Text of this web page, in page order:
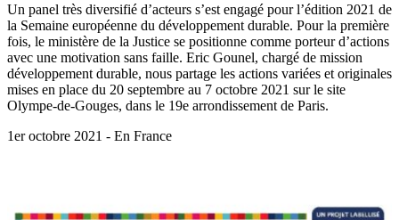
Un panel très diversifié d’acteurs s’est engagé pour l’édition 2021 de
la Semaine européenne du développement durable. Pour la première
fois, le ministère de la Justice se positionne comme porteur d’actions
avec une motivation sans faille. Eric Gounel, chargé de mission
développement durable, nous partage les actions variées et originales
mises en place du 20 septembre au 7 octobre 2021 sur le site
Olympe-de-Gouges, dans le 19e arrondissement de Paris.
1er octobre 2021 - En France